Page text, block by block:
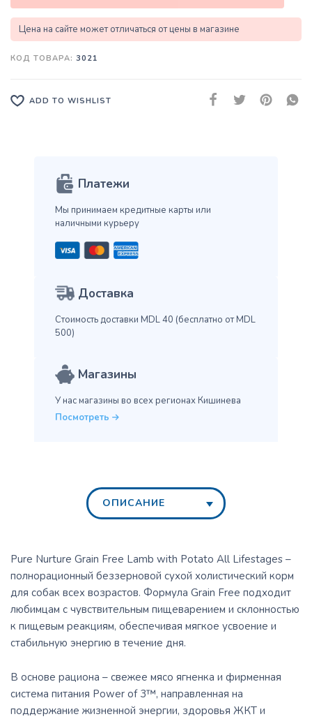
Цена на сайте может отличаться от цены в магазине
КОД ТОВАРА: 3021
ADD TO WISHLIST
Платежи
Мы принимаем кредитные карты или
наличными курьеру
Доставка
Стоимость доставки MDL 40 (бесплатно от MDL
500)
Магазины
У нас магазины во всех регионах Кишинева
Посмотреть
ОПИСАНИЕ
Pure Nurture Grain Free Lamb with Potato All Lifestages –
полнорационный беззерновой сухой холистический корм
для собак всех возрастов. Формула Grain Free подходит
любимцам с чувствительным пищеварением и склонностью
к пищевым реакциям, обеспечивая мягкое усвоение и
стабильную энергию в течение дня.
В основе рациона – свежее мясо ягненка и фирменная
система питания Power of 3™, направленная на
поддержание жизненной энергии, здоровья ЖКТ и